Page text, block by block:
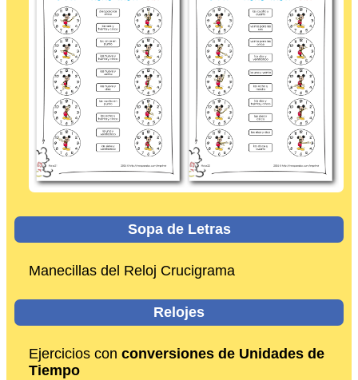
Sopa de Letras
Manecillas del Reloj Crucigrama
Relojes
Ejercicios con conversiones de Unidades de
Tiempo